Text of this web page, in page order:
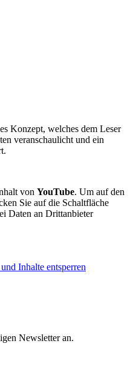
Konzept, welches dem Leser
veranschaulicht und ein
von YouTube. Um auf den
Sie auf die Schaltfläche
Daten an Drittanbieter
Inhalte entsperren
Newsletter an.